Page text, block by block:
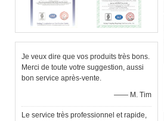
Je veux dire que vos produits très bons.
Merci de toute votre suggestion, aussi
bon service après-vente.
—— M. Tim
Le service très professionnel et rapide,